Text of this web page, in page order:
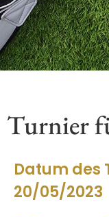
Turnier
Datum des
20/05/2023